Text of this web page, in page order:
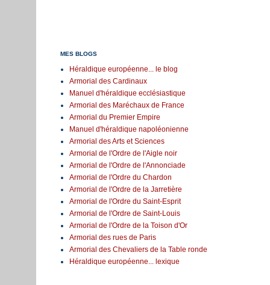
MES BLOGS
Héraldique européenne... le blog
Armorial des Cardinaux
Manuel d'héraldique ecclésiastique
Armorial des Maréchaux de France
Armorial du Premier Empire
Manuel d'héraldique napoléonienne
Armorial des Arts et Sciences
Armorial de l'Ordre de l'Aigle noir
Armorial de l'Ordre de l'Annonciade
Armorial de l'Ordre du Chardon
Armorial de l'Ordre de la Jarretière
Armorial de l'Ordre du Saint-Esprit
Armorial de l'Ordre de Saint-Louis
Armorial de l'Ordre de la Toison d'Or
Armorial des rues de Paris
Armorial des Chevaliers de la Table ronde
Héraldique européenne... lexique